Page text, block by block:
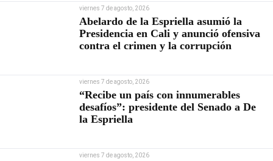
viernes 7 de agosto, 2026
Abelardo de la Espriella asumió la
Presidencia en Cali y anunció ofensiva
contra el crimen y la corrupción
viernes 7 de agosto, 2026
“Recibe un país con innumerables
desafíos”: presidente del Senado a De
la Espriella
viernes 7 de agosto, 2026